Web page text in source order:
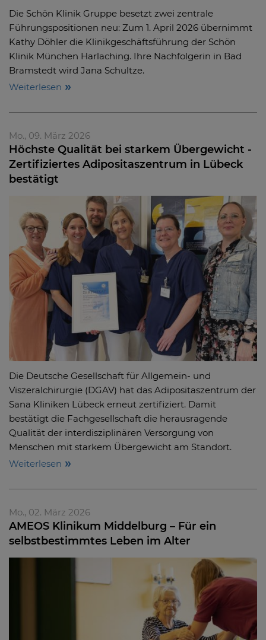
Die Schön Klinik Gruppe besetzt zwei zentrale
Führungspositionen neu: Zum 1. April 2026 übernimmt
Kathy Döhler die Klinikgeschäftsführung der Schön
Klinik München Harlaching. Ihre Nachfolgerin in Bad
Bramstedt wird Jana Schultze.
Weiterlesen
Mo., 09. März 2026
Höchste Qualität bei starkem Übergewicht -
Zertifiziertes Adipositaszentrum in Lübeck
bestätigt
Die Deutsche Gesellschaft für Allgemein- und
Viszeralchirurgie (DGAV) hat das Adipositaszentrum der
Sana Kliniken Lübeck erneut zertifiziert. Damit
bestätigt die Fachgesellschaft die herausragende
Qualität der interdisziplinären Versorgung von
Menschen mit starkem Übergewicht am Standort.
Weiterlesen
Mo., 02. März 2026
AMEOS Klinikum Middelburg – Für ein
selbstbestimmtes Leben im Alter